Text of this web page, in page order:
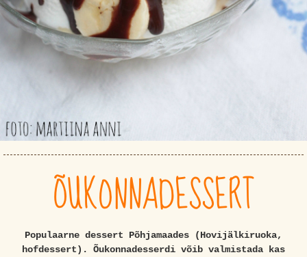
ÕUKONNADESSERT
Populaarne dessert Põhjamaades (Hovijälkiruoka,
hofdessert). Õukonnadesserdi võib valmistada kas